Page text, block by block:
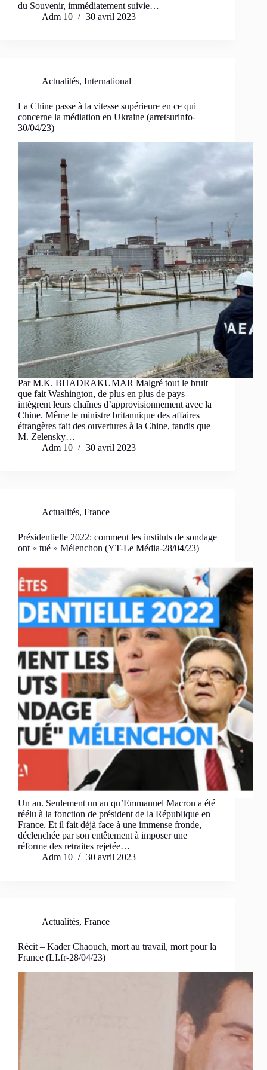
du Souvenir, immédiatement suivie…
Adm 10
30 avril 2023
Actualités, International
La Chine passe à la vitesse supérieure en ce qui
concerne la médiation en Ukraine (arretsurinfo-
30/04/23)
Par M.K. BHADRAKUMAR Malgré tout le bruit
que fait Washington, de plus en plus de pays
intègrent leurs chaînes d’approvisionnement avec la
Chine. Même le ministre britannique des affaires
étrangères fait des ouvertures à la Chine, tandis que
M. Zelensky…
Adm 10
30 avril 2023
Actualités, France
Présidentielle 2022: comment les instituts de sondage
ont « tué » Mélenchon (YT-Le Média-28/04/23)
Un an. Seulement un an qu’Emmanuel Macron a été
réélu à la fonction de président de la République en
France. Et il fait déjà face à une immense fronde,
déclenchée par son entêtement à imposer une
réforme des retraites rejetée…
Adm 10
30 avril 2023
Actualités, France
Récit – Kader Chaouch, mort au travail, mort pour la
France (LI.fr-28/04/23)